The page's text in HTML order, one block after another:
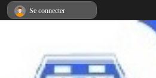
Se connecter
Panneau de gestion des cookies